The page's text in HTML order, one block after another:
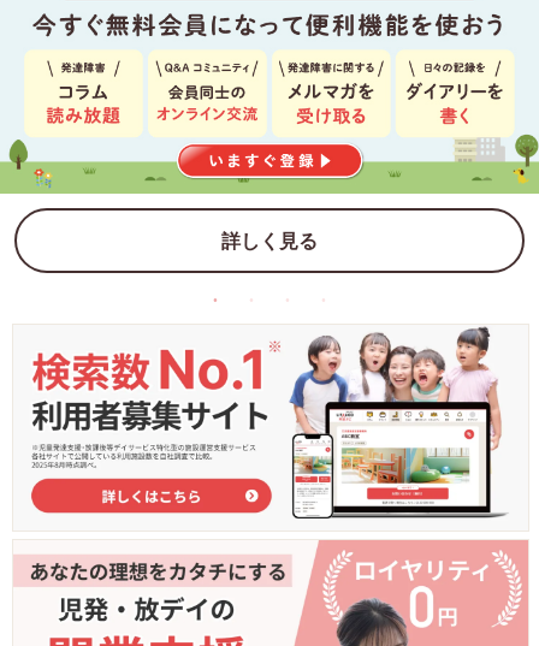
詳しく見る